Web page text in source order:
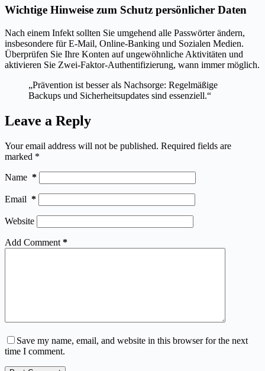
Wichtige Hinweise zum Schutz persönlicher Daten
Nach einem Infekt sollten Sie umgehend alle Passwörter ändern,
insbesondere für E-Mail, Online-Banking und Sozialen Medien.
Überprüfen Sie Ihre Konten auf ungewöhnliche Aktivitäten und
aktivieren Sie Zwei-Faktor-Authentifizierung, wann immer möglich.
„Prävention ist besser als Nachsorge: Regelmäßige
Backups und Sicherheitsupdates sind essenziell.“
Leave a Reply
Your email address will not be published. Required fields are
marked *
Name *
Email *
Website
Add Comment *
Save my name, email, and website in this browser for the next
time I comment.